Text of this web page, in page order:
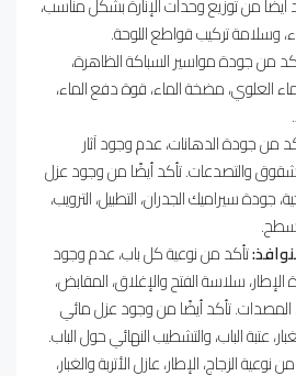
وسلامة تركيب قواطع اللوحة.
من جودة مواسير السباكة الظاهرة،
العلوي، مضخة الماء، قوة دفع الماء،
من جودة الدهانات، عدم وجود آثار
والتصدعات. تأكد أيضًا من وجود عزل
جودة سيراميك الجدران، التطبيل، الترويب،
تأكد من نوعية كل باب، عدم وجود
سلاسة الفتح والإغلاق، المقابض،
المصدات. تأكد أيضًا من وجود عزل مائي
عتبة الباب، والتشطيب النهائي حول الباب.
نوعية الزجاج، الإطار، عازل الأتربة والغبار،